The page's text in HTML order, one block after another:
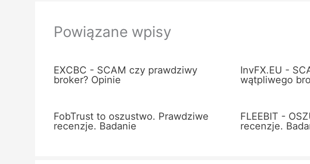
Powiązane wpisy
EXCBC - SCAM czy prawdziwy
broker? Opinie
InvFX.EU -
wątpliwego
FobTrust to oszustwo. Prawdziwe
recenzje. Badanie
FLEEBIT -
recenzje.